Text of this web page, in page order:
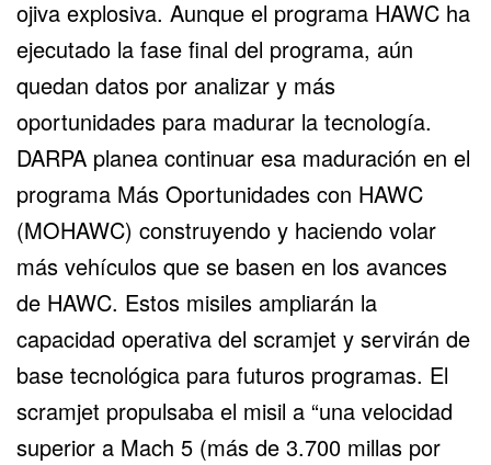
ojiva explosiva. Aunque el programa HAWC ha
ejecutado la fase final del programa, aún
quedan datos por analizar y más
oportunidades para madurar la tecnología.
DARPA planea continuar esa maduración en el
programa Más Oportunidades con HAWC
(MOHAWC) construyendo y haciendo volar
más vehículos que se basen en los avances
de HAWC. Estos misiles ampliarán la
capacidad operativa del scramjet y servirán de
base tecnológica para futuros programas. El
scramjet propulsaba el misil a “una velocidad
superior a Mach 5 (más de 3.700 millas por